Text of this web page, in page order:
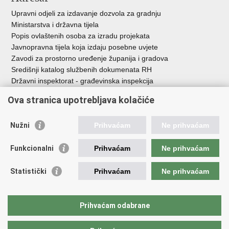
Upravni odjeli za izdavanje dozvola za gradnju
Ministarstva i državna tijela
Popis ovlaštenih osoba za izradu projekata
Javnopravna tijela koja izdaju posebne uvjete
Zavodi za prostorno uređenje županija i gradova
Središnji katalog službenih dokumenata RH
Državni inspektorat - građevinska inspekcija
Vlada Republike Hrvatske
Agencija za pravni promet i posredovanje nekretninama
Fond za zaštitu okoliša i energetsku učinkovitost
Državne nekretnine d.o.o.
Ova stranica upotrebljava kolačiće
Nužni Prihvaćam Ne prihvaćam
Funkcionalni Prihvaćam Ne prihvaćam
Statistički Prihvaćam Ne prihvaćam
Prihvaćam odabrane